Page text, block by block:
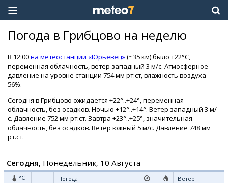
Погода в Грибцово на неделю
В 12:00на метеостанции «Юрьевец»(~35 км) было +22°C,
переменная облачность, ветер западный 3 м/с. Атмосферное
давление на уровне станции 754 мм рт.ст, влажность воздуха
56%.
Сегодня в Грибцово ожидается +22°..+24°, переменная
облачность, без осадков. Ночью +12°..+14°. Ветер западный 3 м/
с. Давление 752 мм рт.ст. Завтра +23°..+25°, значительная
облачность, без осадков. Ветер южный 5 м/с. Давление 748 мм
рт.ст.
Сегодня, Понедельник, 10 Августа
°C Погода Ветер